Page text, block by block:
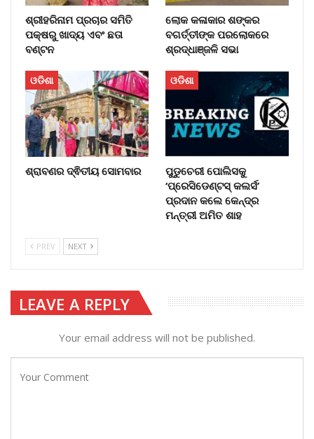
ଶ୍ରୀହରିନାମ ପ୍ରଚାର ସମିତି
ପକ୍ଷରୁ ଖାଦ୍ୟ ଏବଂ ଛତା
ବଣ୍ଟନ
ଲୋକ କଳାକାର ଶଙ୍କର
ବଗର୍ତ୍ତୀଙ୍କ ପରଲୋକରେ
ଶ୍ରଦ୍ଧାଞ୍ଜଳି ସଭା
ଓଡିଶା
ଶ୍ରାବଣର ଦ୍ଵିତୀୟ ସୋମବାର
ଓଡିଶା
ପୁଡୁଚେରୀ ପୋଲିସକୁ
‘ପ୍ରେସିଡେଣ୍ଟସ୍ କଲର୍ସ’
ପ୍ରଦାନ କଲେ କେନ୍ଦ୍ର
ମନ୍ତ୍ରୀ ଅମିତ ଶାହ
PREV NEXT
LEAVE A REPLY
Your email address will not be published.